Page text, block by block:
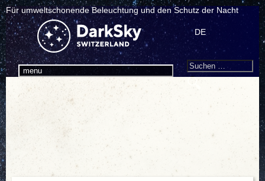
Für umweltschonende Beleuchtung und den Schutz der Nacht
menu
DE
Search
Suchen